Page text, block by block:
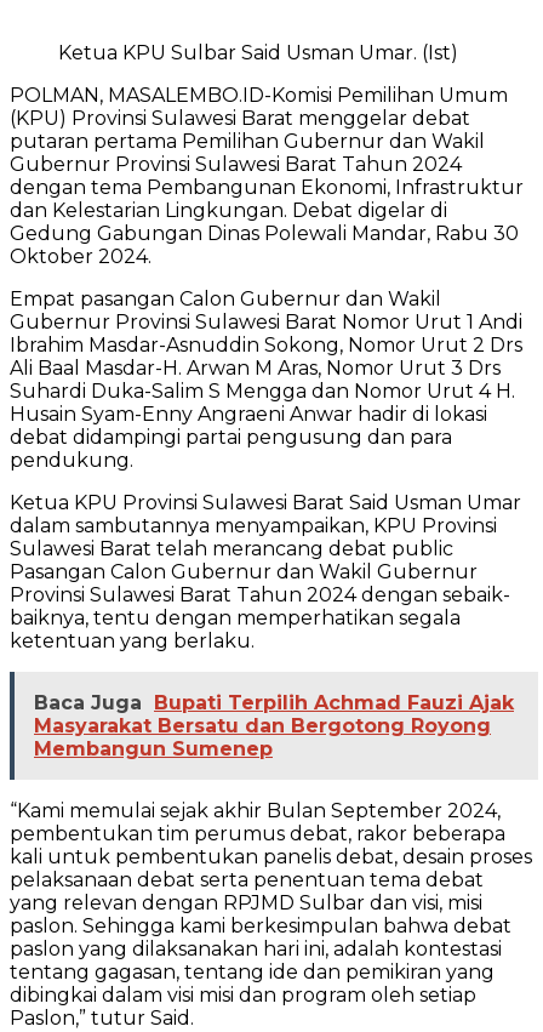
Ketua KPU Sulbar Said Usman Umar. (Ist)
POLMAN, MASALEMBO.ID-Komisi Pemilihan Umum
(KPU) Provinsi Sulawesi Barat menggelar debat
putaran pertama Pemilihan Gubernur dan Wakil
Gubernur Provinsi Sulawesi Barat Tahun 2024
dengan tema Pembangunan Ekonomi, Infrastruktur
dan Kelestarian Lingkungan. Debat digelar di
Gedung Gabungan Dinas Polewali Mandar, Rabu 30
Oktober 2024.
Empat pasangan Calon Gubernur dan Wakil
Gubernur Provinsi Sulawesi Barat Nomor Urut 1 Andi
Ibrahim Masdar-Asnuddin Sokong, Nomor Urut 2 Drs
Ali Baal Masdar-H. Arwan M Aras, Nomor Urut 3 Drs
Suhardi Duka-Salim S Mengga dan Nomor Urut 4 H.
Husain Syam-Enny Angraeni Anwar hadir di lokasi
debat didampingi partai pengusung dan para
pendukung.
Ketua KPU Provinsi Sulawesi Barat Said Usman Umar
dalam sambutannya menyampaikan, KPU Provinsi
Sulawesi Barat telah merancang debat public
Pasangan Calon Gubernur dan Wakil Gubernur
Provinsi Sulawesi Barat Tahun 2024 dengan sebaik-
baiknya, tentu dengan memperhatikan segala
ketentuan yang berlaku.
Baca Juga
Bupati Terpilih Achmad Fauzi Ajak
Masyarakat Bersatu dan Bergotong Royong
Membangun Sumenep
“Kami memulai sejak akhir Bulan September 2024,
pembentukan tim perumus debat, rakor beberapa
kali untuk pembentukan panelis debat, desain proses
pelaksanaan debat serta penentuan tema debat
yang relevan dengan RPJMD Sulbar dan visi, misi
paslon. Sehingga kami berkesimpulan bahwa debat
paslon yang dilaksanakan hari ini, adalah kontestasi
tentang gagasan, tentang ide dan pemikiran yang
dibingkai dalam visi misi dan program oleh setiap
Paslon,” tutur Said.